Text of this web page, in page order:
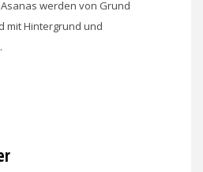
werden von Grund
mit Hintergrund und